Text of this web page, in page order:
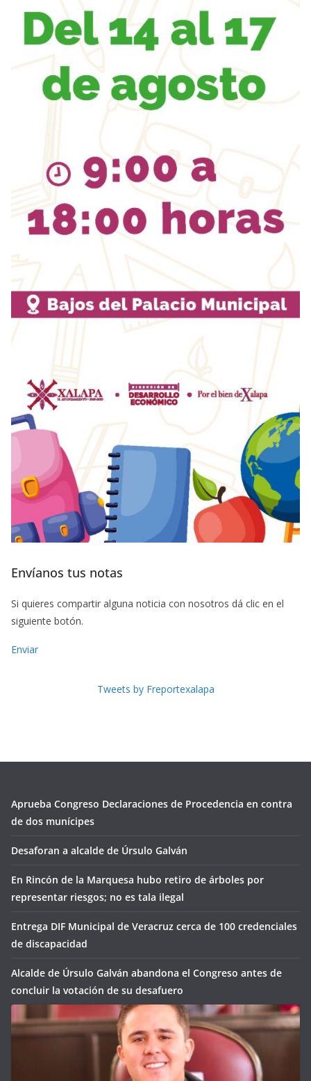
Envíanos tus notas
Si quieres compartir alguna noticia con nosotros dá clic en el
siguiente botón.
Enviar
Tweets by Freportexalapa
Aprueba Congreso Declaraciones de Procedencia en contra
de dos munícipes
Desaforan a alcalde de Úrsulo Galván
En Rincón de la Marquesa hubo retiro de árboles por
representar riesgos; no es tala ilegal
Entrega DIF Municipal de Veracruz cerca de 100 credenciales
de discapacidad
Alcalde de Úrsulo Galván abandona el Congreso antes de
concluir la votación de su desafuero